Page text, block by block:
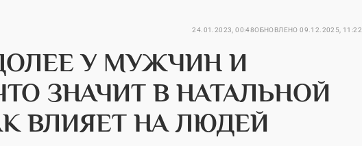
24.01.2023, 00:48ОБНОВЛЕНО 09.12.2025, 11:22
У МУЖЧИН И
ЗНАЧИТ В НАТАЛЬНОЙ
ВЛИЯЕТ НА ЛЮДЕЙ